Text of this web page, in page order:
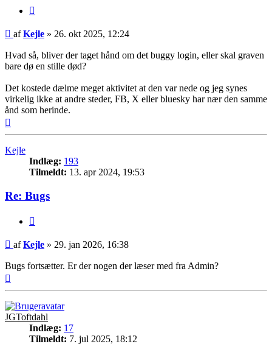
Indlæg
afKejle » 26. okt 2025, 12:24
Hvad så, bliver der taget hånd om det buggy login, eller skal graven
bare dø en stille død?
Det kostede dælme meget aktivitet at den var nede og jeg synes
virkelig ikke at andre steder, FB, X eller bluesky har nær den samme
ånd som herinde.
Kejle
Indlæg: 193
Tilmeldt: 13. apr 2024, 19:53
Re: Bugs
Indlæg
afKejle » 29. jan 2026, 16:38
Bugs fortsætter. Er der nogen der læser med fra Admin?
JGToftdahl
Indlæg: 17
Tilmeldt: 7. jul 2025, 18:12